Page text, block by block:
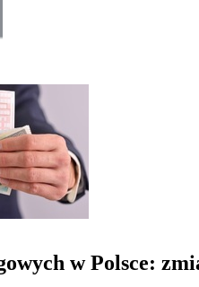
w Polsce: